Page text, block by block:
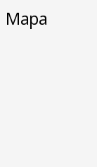
Mapa